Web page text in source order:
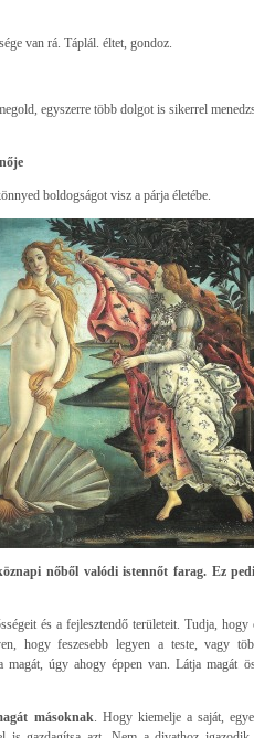
van rá. Táplál. éltet, gondoz.
egyszerre több dolgot is sikerrel
boldogságot visz a párja életébe.
nőből valódi istennőt farag. Ez
és a fejlesztendő területeit. Tudja,
hogy feszesebb legyen a teste, vagy
úgy ahogy éppen van. Látja magát
másoknak . Hogy kiemelje a saját,